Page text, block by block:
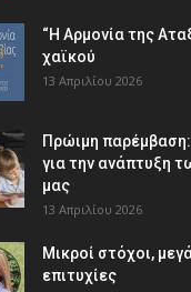
“Η Αρμονία της
χαϊκού
13 Απριλίου 2026
Πρώιμη παρέμβαση:
για την ανάπτυξη
µας
13 Απριλίου 2026
Μικροί στόχοι,
επιτυχίες